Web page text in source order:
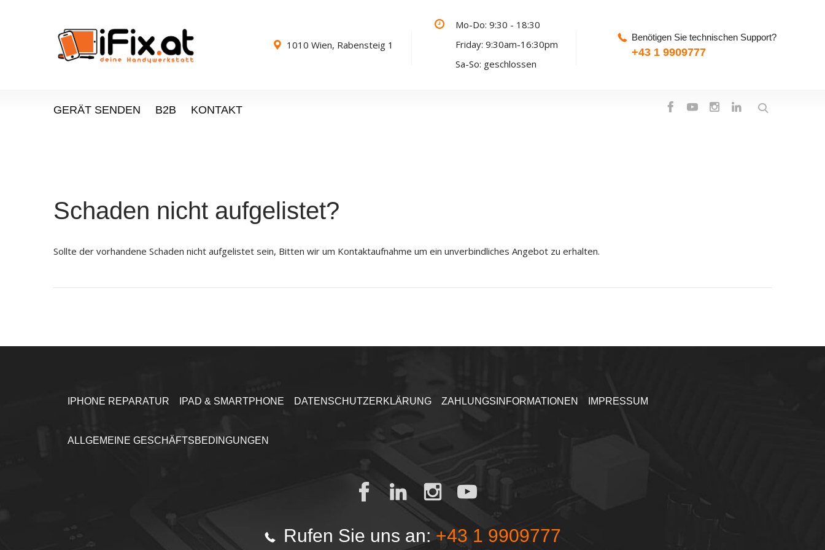
1010 Wien, Rabensteig 1
Mo-Do: 9:30 - 18:30
Friday: 9:30am-16:30pm
Sa-So: geschlossen
Benötigen Sie technischen Support?
+43 1 9909777
GERÄT SENDEN B2B KONTAKT
Schaden nicht aufgelistet?
Sollte der vorhandene Schaden nicht aufgelistet sein, Bitten wir um Kontaktaufnahme um ein unverbindliches Angebot zu erhalten.
IPHONE REPARATUR IPAD & SMARTPHONE DATENSCHUTZERKLÄRUNG ZAHLUNGSINFORMATIONEN IMPRESSUM
ALLGEMEINE GESCHÄFTSBEDINGUNGEN
Rufen Sie uns an: +43 1 9909777